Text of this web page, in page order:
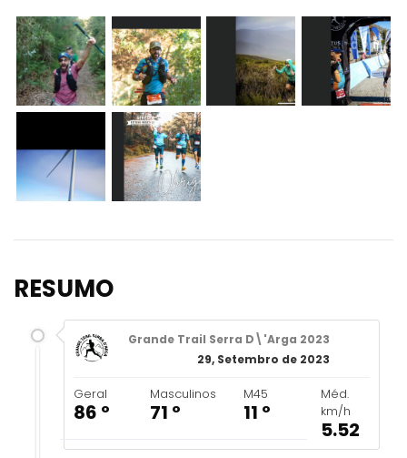
RESUMO
Grande Trail Serra D\'Arga 2023
29, Setembro de 2023
Geral
86 º
Masculinos
71 º
M45
11 º
Méd.
km/h
5.52